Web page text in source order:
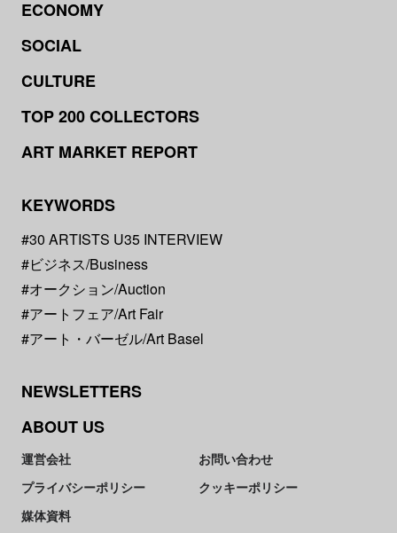
ECONOMY
SOCIAL
CULTURE
TOP 200 COLLECTORS
ART MARKET REPORT
KEYWORDS
#30 ARTISTS U35 INTERVIEW
#ビジネス/Business
#オークション/Auction
#アートフェア/Art Fair
#アート・バーゼル/Art Basel
NEWSLETTERS
ABOUT US
運営会社
お問い合わせ
プライバシーポリシー
クッキーポリシー
媒体資料